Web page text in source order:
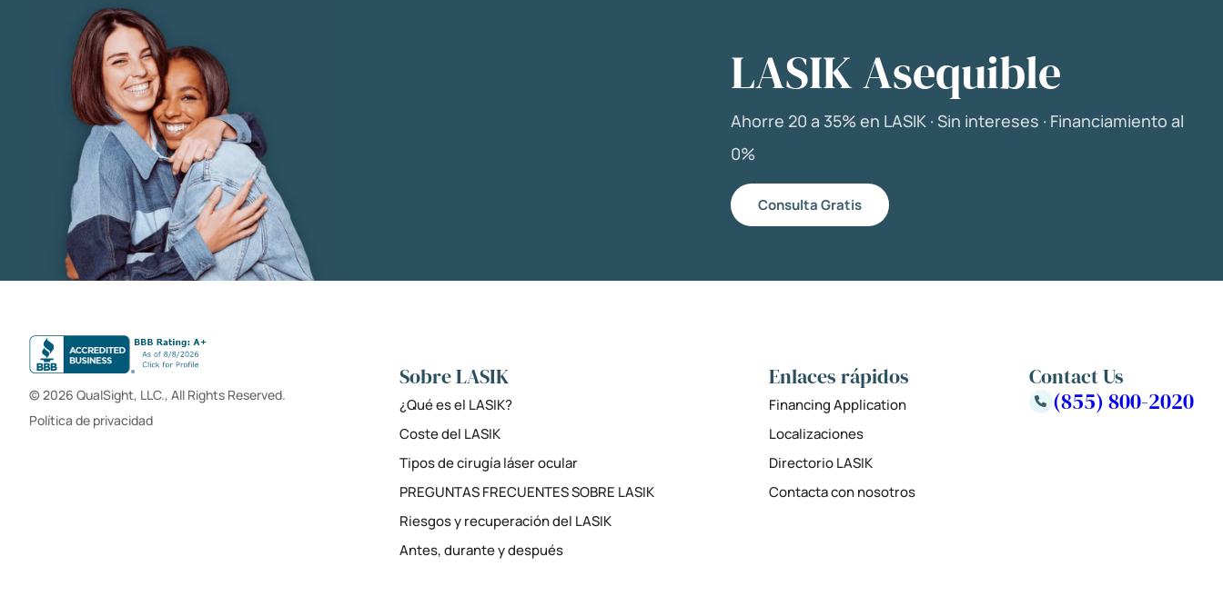
LASIK Asequible
Ahorre 20 a 35% en LASIK · Sin intereses · Financiamiento al
0%
Consulta Gratis
© 2026 QualSight, LLC., All Rights Reserved.
Política de privacidad
Sobre LASIK
¿Qué es el LASIK?
Coste del LASIK
Tipos de cirugía láser ocular
PREGUNTAS FRECUENTES SOBRE LASIK
Riesgos y recuperación del LASIK
Antes, durante y después
Enlaces rápidos
Financing Application
Localizaciones
Directorio LASIK
Contacta con nosotros
Contact Us
(855) 800-2020